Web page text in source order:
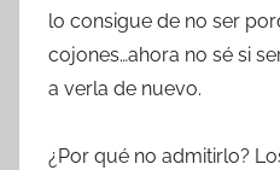
lo consigue de no ser
cojones…ahora no sé si
a verla de nuevo.
¿Por qué no admitirlo?